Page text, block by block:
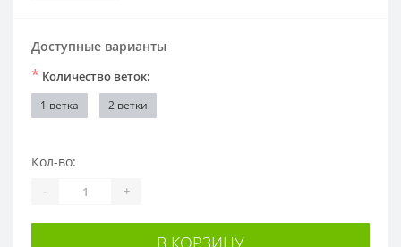
Доступные варианты
* Количество веток:
1 ветка 2 ветки
Кол-во:
- +
В КОРЗИНУ